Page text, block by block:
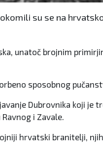
su se na
unatoč brojnim
sposobnog
Dubrovnika koji je
i Zavale.
hrvatski branitelji,